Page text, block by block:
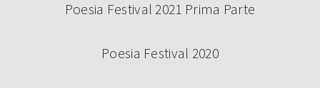
Poesia Festival 2021 Prima Parte
Poesia Festival 2020